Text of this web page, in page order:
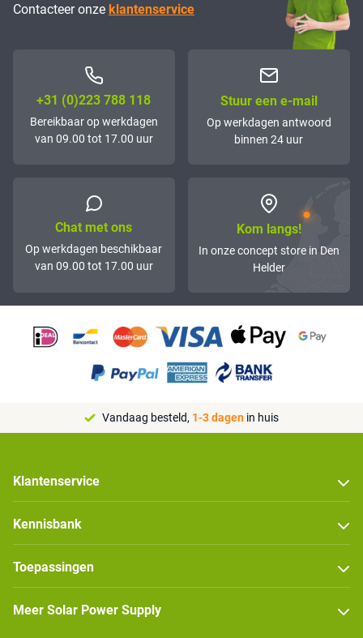
Contacteer onze klantenservice
+31 (0)223 788 118
Bereikbaar op werkdagen
van 09.00 tot 17.00 uur
Stuur een e-mail
Op werkdagen antwoord
binnen 24 uur
Chat met ons
Op werkdagen beschikbaar
van 09.00 tot 17.00 uur
Kom langs!
In onze concept store in Den
Helder
Vandaag besteld, 1-3 dagen in huis
Klantenservice
Kennisbank
Toepassingen
Meer Solar Power Supply